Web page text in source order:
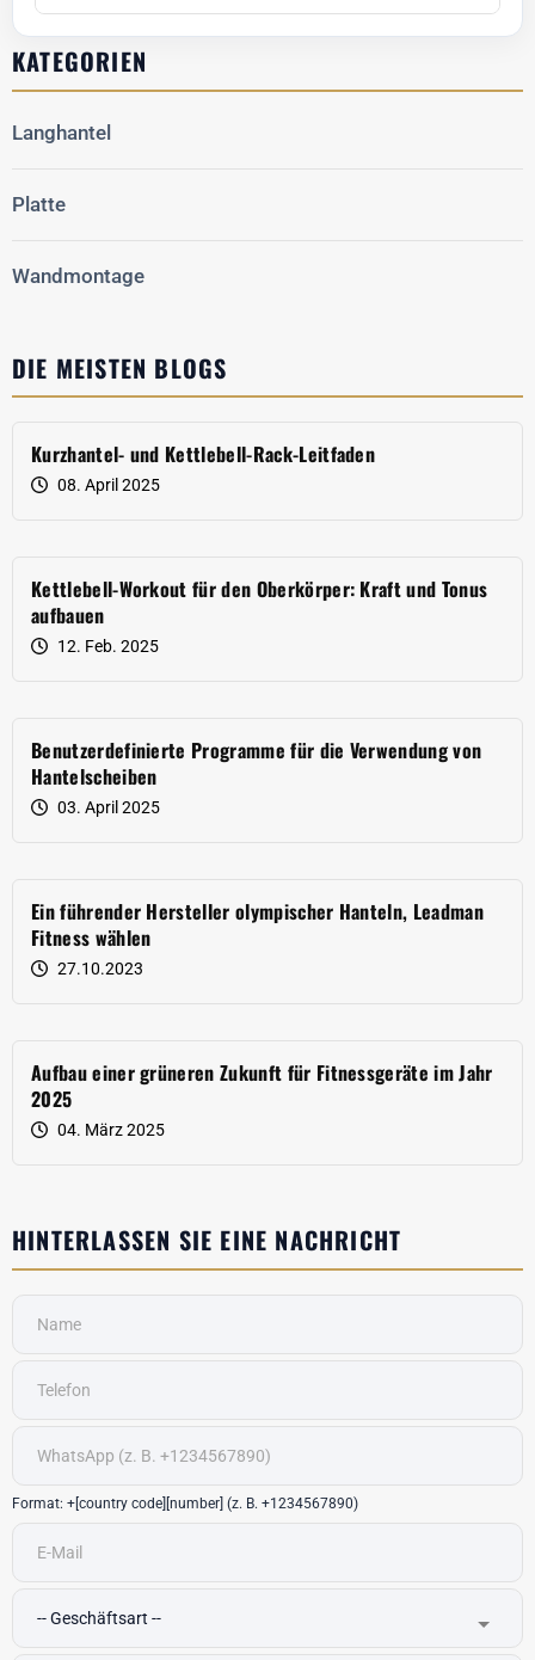
KATEGORIEN
Langhantel
Platte
Wandmontage
DIE MEISTEN BLOGS
Kurzhantel- und Kettlebell-Rack-Leitfaden
08. April 2025
Kettlebell-Workout für den Oberkörper: Kraft und Tonus
aufbauen
12. Feb. 2025
Benutzerdefinierte Programme für die Verwendung von
Hantelscheiben
03. April 2025
Ein führender Hersteller olympischer Hanteln, Leadman
Fitness wählen
27.10.2023
Aufbau einer grüneren Zukunft für Fitnessgeräte im Jahr
2025
04. März 2025
HINTERLASSEN SIE EINE NACHRICHT
Format: +[country code][number] (z. B. +1234567890)